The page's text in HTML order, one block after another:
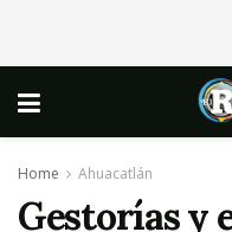
Home Ahuacatlán
Gestorías y